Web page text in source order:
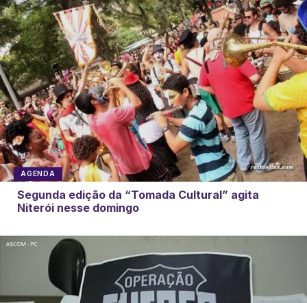
AGENDA
Segunda edição da “Tomada Cultural” agita
Niterói nesse domingo